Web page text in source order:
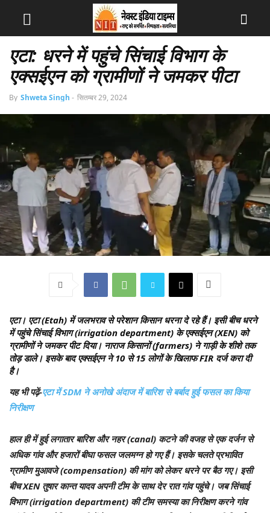
एटा: धरने में पहुंचे सिंचाई विभाग के
एक्सईएन को ग्रामीणों ने जमकर पीटा
By Shweta Singh - सितम्बर 29, 2024
एटा। एटा (Etah) में जलभराव से परेशान किसान धरना दे रहे हैं। इसी बीच धरने
में पहुंचे सिंचाई विभाग (irrigation department) के एक्सईएन (XEN) को
ग्रामीणों ने जमकर पीट दिया। नाराज किसानों (farmers) ने गाड़ी के शीशे तक
तोड़ डाले। इसके बाद एक्सईएन ने 10 से 15 लोगों के खिलाफ FIR दर्ज करा दी
है।
यह भी पढ़ें-एटा में SDM ने अनोखे अंदाज में बारिश से बर्बाद हुई फसल का किया
निरीक्षण
हाल ही में हुई लगातार बारिश और नहर (canal) कटने की वजह से एक दर्जन से
अधिक गांव और हजारों बीघा फसल जलमग्न हो गए हैं। इसके चलते प्रभावित
ग्रामीण मुआवजे (compensation) की मांग को लेकर धरने पर बैठ गए। इसी
बीच XEN तुषार कान्त यादव अपनी टीम के साथ देर रात गांव पहुंचे। जब सिंचाई
विभाग (irrigation department) की टीम समस्या का निरीक्षण करने गांव